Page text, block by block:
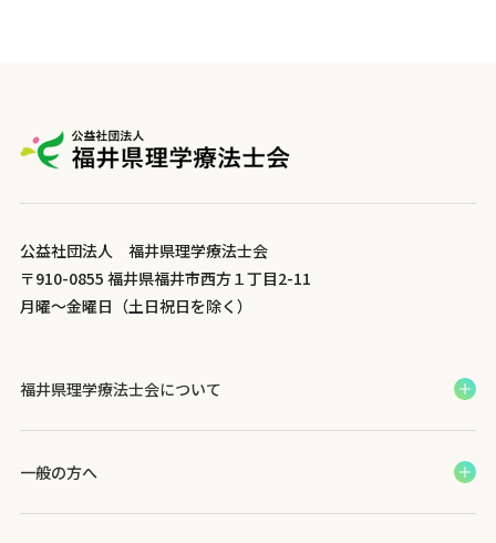
ン
公益社団法人 福井県理学療法士会
〒910-0855 福井県福井市西方１丁目2-11
月曜～金曜日（土日祝日を除く）
福井県理学療法士会について
一般の方へ